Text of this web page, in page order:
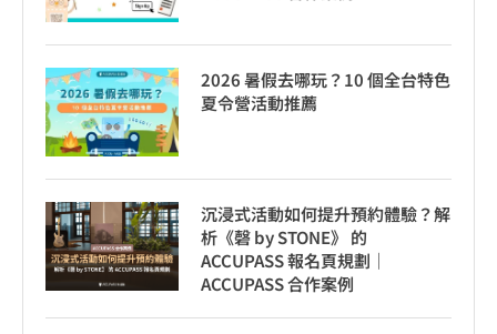
2026 暑假去哪玩？10 個全台特色
夏令營活動推薦
沉浸式活動如何提升預約體驗？解
析《磬 by STONE》 的
ACCUPASS 報名頁規劃｜
ACCUPASS 合作案例